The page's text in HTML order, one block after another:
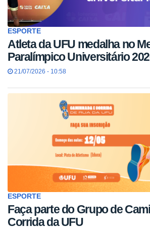
ESPORTE
Atleta da UFU medalha no
Paralímpico Universitário
21/07/2026 - 10:58
ESPORTE
Faça parte do Grupo de
Corrida da UFU